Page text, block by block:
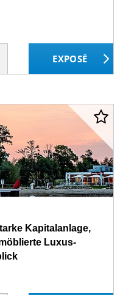
Kapitalanlage,
Luxus-